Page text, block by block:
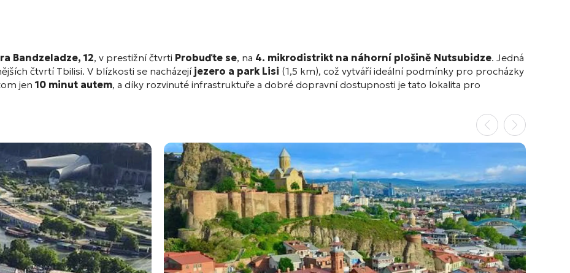
Bandzeladze, 12, v prestižní čtvrti Probuďte se, na 4. mikrodistrikt na náhorní plošině Nutsubidze. Jedná
čtvrtí Tbilisi. V blízkosti se nacházejí jezero a park Lisi (1,5 km), což vytváří ideální podmínky pro procházky
jen 10 minut autem, a díky rozvinuté infrastruktuře a dobré dopravní dostupnosti je tato lokalita pro